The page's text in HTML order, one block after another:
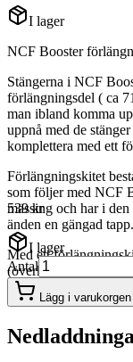
I lager
NCF Booster
Stängerna i NCF
förlängningsdel ( ca
man ibland komma
uppnå med de
komplettera med ett
Förlängningskitet
som följer med NCF
mässing och har i
änden en gängad tapp.
Med ett
(överkant).
539 kr
I lager
Antal
Lägg i varukorgen